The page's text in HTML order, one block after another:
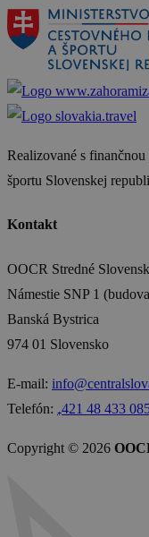
Realizované s
športu Slovenskej
Kontakt
OOCR Stredné
Námestie SNP 1
Banská Bystrica
974 01 Slovensko
E-mail:
Telefón: ₊421 48 433
Copyright © 2026